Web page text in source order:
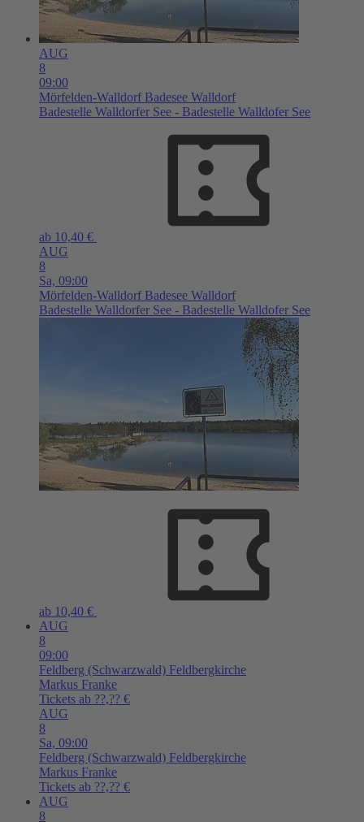
AUG
8
09:00
Mörfelden-Walldorf Badesee Walldorf
Badestelle Walldorfer See - Badestelle Walldofer See
ab 10,40 €
AUG
8
Sa, 09:00
Mörfelden-Walldorf Badesee Walldorf
Badestelle Walldorfer See - Badestelle Walldofer See
ab 10,40 €
AUG
8
09:00
Feldberg (Schwarzwald) Feldbergkirche
Markus Franke
Tickets ab ??,?? €
AUG
8
Sa, 09:00
Feldberg (Schwarzwald) Feldbergkirche
Markus Franke
Tickets ab ??,?? €
AUG
8